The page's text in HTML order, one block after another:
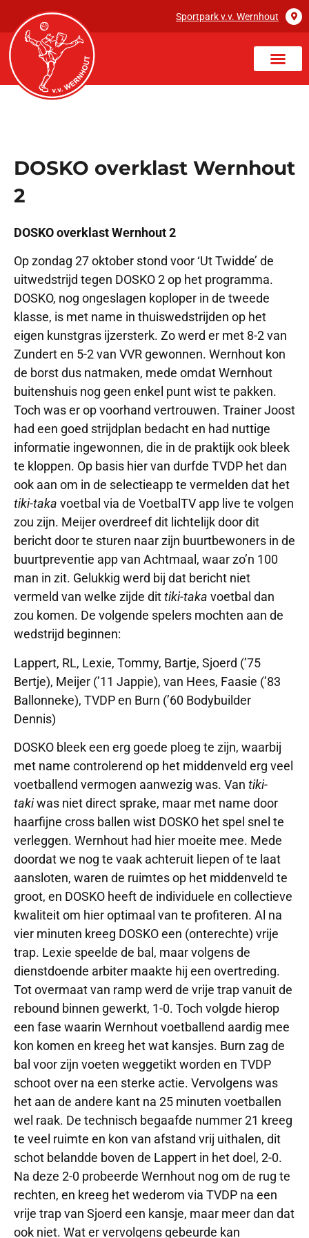
Sportpark v.v. Wernhout
DOSKO overklast Wernhout
2
DOSKO overklast Wernhout 2
Op zondag 27 oktober stond voor ‘Ut Twidde’ de
uitwedstrijd tegen DOSKO 2 op het programma.
DOSKO, nog ongeslagen koploper in de tweede
klasse, is met name in thuiswedstrijden op het
eigen kunstgras ijzersterk. Zo werd er met 8-2 van
Zundert en 5-2 van VVR gewonnen. Wernhout kon
de borst dus natmaken, mede omdat Wernhout
buitenshuis nog geen enkel punt wist te pakken.
Toch was er op voorhand vertrouwen. Trainer Joost
had een goed strijdplan bedacht en had nuttige
informatie ingewonnen, die in de praktijk ook bleek
te kloppen. Op basis hier van durfde TVDP het dan
ook aan om in de selectieapp te vermelden dat het
tiki-taka voetbal via de VoetbalTV app live te volgen
zou zijn. Meijer overdreef dit lichtelijk door dit
bericht door te sturen naar zijn buurtbewoners in de
buurtpreventie app van Achtmaal, waar zo’n 100
man in zit. Gelukkig werd bij dat bericht niet
vermeld van welke zijde dittiki-taka voetbal dan
zou komen. De volgende spelers mochten aan de
wedstrijd beginnen:
Lappert, RL, Lexie, Tommy, Bartje, Sjoerd (’75
Bertje), Meijer (’11 Jappie), van Hees, Faasie (’83
Ballonneke), TVDP en Burn (’60 Bodybuilder
Dennis)
DOSKO bleek een erg goede ploeg te zijn, waarbij
met name controlerend op het middenveld erg veel
voetballend vermogen aanwezig was. Van tiki-
takiwas niet direct sprake, maar met name door
haarfijne cross ballen wist DOSKO het spel snel te
verleggen. Wernhout had hier moeite mee. Mede
doordat we nog te vaak achteruit liepen of te laat
aansloten, waren de ruimtes op het middenveld te
groot, en DOSKO heeft de individuele en collectieve
kwaliteit om hier optimaal van te profiteren. Al na
vier minuten kreeg DOSKO een (onterechte) vrije
trap. Lexie speelde de bal, maar volgens de
dienstdoende arbiter maakte hij een overtreding.
Tot overmaat van ramp werd de vrije trap vanuit de
rebound binnen gewerkt, 1-0. Toch volgde hierop
een fase waarin Wernhout voetballend aardig mee
kon komen en kreeg het wat kansjes. Burn zag de
bal voor zijn voeten weggetikt worden en TVDP
schoot over na een sterke actie. Vervolgens was
het aan de andere kant na 25 minuten voetballen
wel raak. De technisch begaafde nummer 21 kreeg
te veel ruimte en kon van afstand vrij uithalen, dit
schot belandde boven de Lappert in het doel, 2-0.
Na deze 2-0 probeerde Wernhout nog om de rug te
rechten, en kreeg het wederom via TVDP na een
vrije trap van Sjoerd een kansje, maar meer dan dat
ook niet. Wat er vervolgens gebeurde kan